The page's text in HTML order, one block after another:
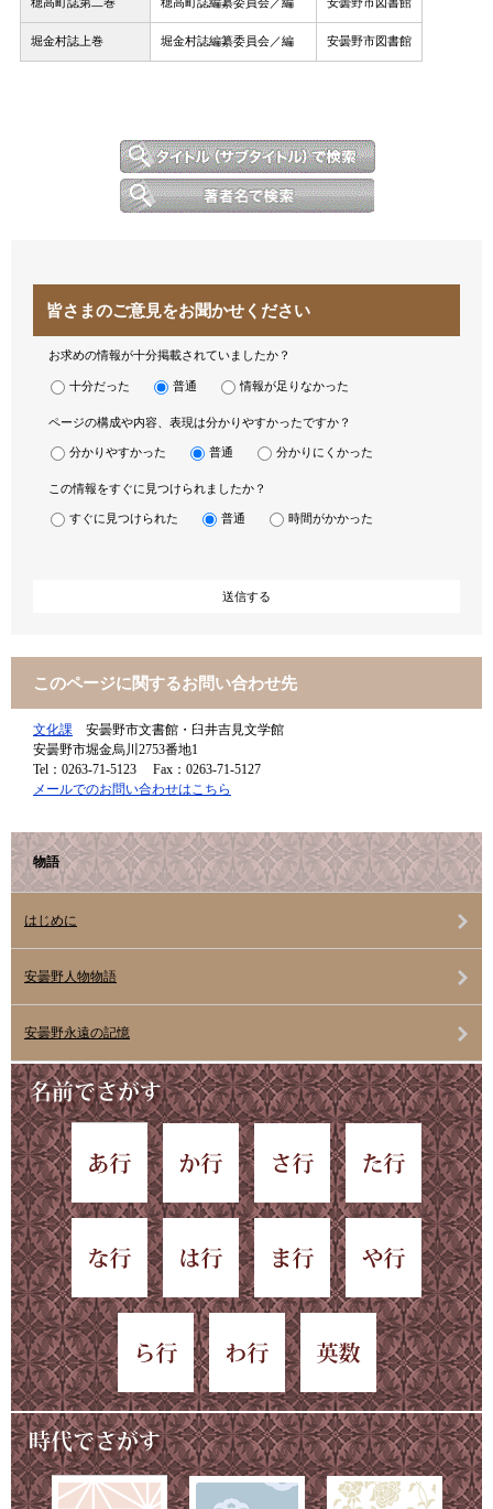
穂高町誌第二巻 穂高町誌編纂委員会／編 安曇野市図書館
堀金村誌上巻 堀金村誌編纂委員会／編 安曇野市図書館
皆さまのご意見をお聞かせください
お求めの情報が十分掲載されていましたか？
十分だった 普通 情報が足りなかった
ページの構成や内容、表現は分かりやすかったですか？
分かりやすかった 普通 分かりにくかった
この情報をすぐに見つけられましたか？
すぐに見つけられた 普通 時間がかかった
このページに関するお問い合わせ先
文化課
安曇野市文書館・臼井吉見文学館
安曇野市堀金烏川2753番地1
Tel：0263-71-5123
Fax：0263-71-5127
メールでのお問い合わせはこちら
物語
はじめに
安曇野人物物語
安曇野永遠の記憶